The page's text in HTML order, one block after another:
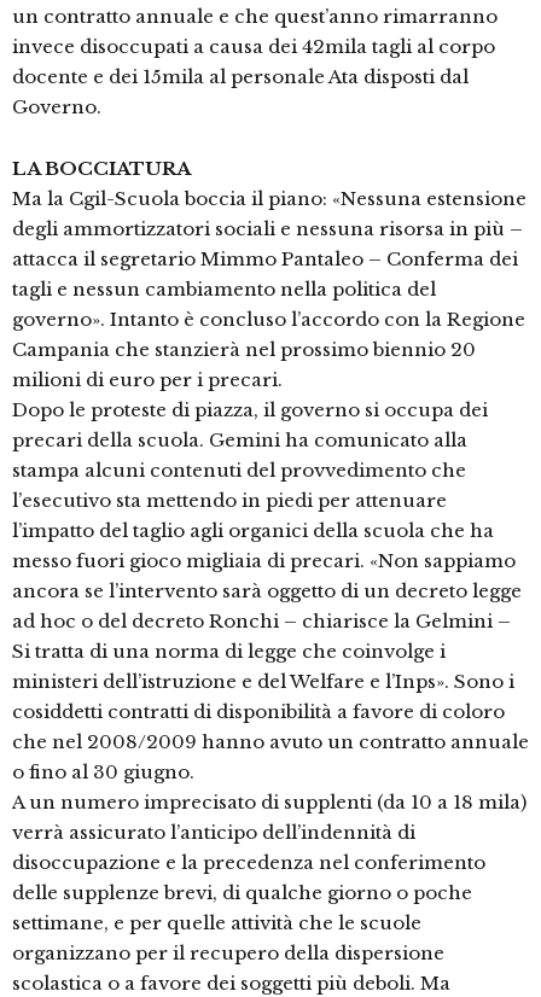
un contratto annuale e che quest’anno rimarranno
invece disoccupati a causa dei 42mila tagli al corpo
docente e dei 15mila al personale Ata disposti dal
Governo.
LA BOCCIATURA
Ma la Cgil-Scuola boccia il piano: «Nessuna estensione
degli ammortizzatori sociali e nessuna risorsa in più –
attacca il segretario Mimmo Pantaleo – Conferma dei
tagli e nessun cambiamento nella politica del
governo». Intanto è concluso l’accordo con la Regione
Campania che stanzierà nel prossimo biennio 20
milioni di euro per i precari.
Dopo le proteste di piazza, il governo si occupa dei
precari della scuola. Gemini ha comunicato alla
stampa alcuni contenuti del provvedimento che
l’esecutivo sta mettendo in piedi per attenuare
l’impatto del taglio agli organici della scuola che ha
messo fuori gioco migliaia di precari. «Non sappiamo
ancora se l’intervento sarà oggetto di un decreto legge
ad hoc o del decreto Ronchi – chiarisce la Gelmini –
Si tratta di una norma di legge che coinvolge i
ministeri dell’istruzione e del Welfare e l’Inps». Sono i
cosiddetti contratti di disponibilità a favore di coloro
che nel 2008/2009 hanno avuto un contratto annuale
o fino al 30 giugno.
A un numero imprecisato di supplenti (da 10 a 18 mila)
verrà assicurato l’anticipo dell’indennità di
disoccupazione e la precedenza nel conferimento
delle supplenze brevi, di qualche giorno o poche
settimane, e per quelle attività che le scuole
organizzano per il recupero della dispersione
scolastica o a favore dei soggetti più deboli. Ma